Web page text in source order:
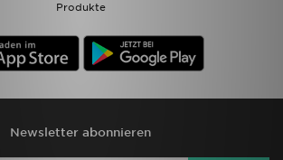
Produkte
Newsletter abonnieren